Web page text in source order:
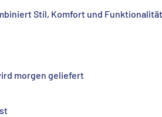
Stil, Komfort und
morgen geliefert